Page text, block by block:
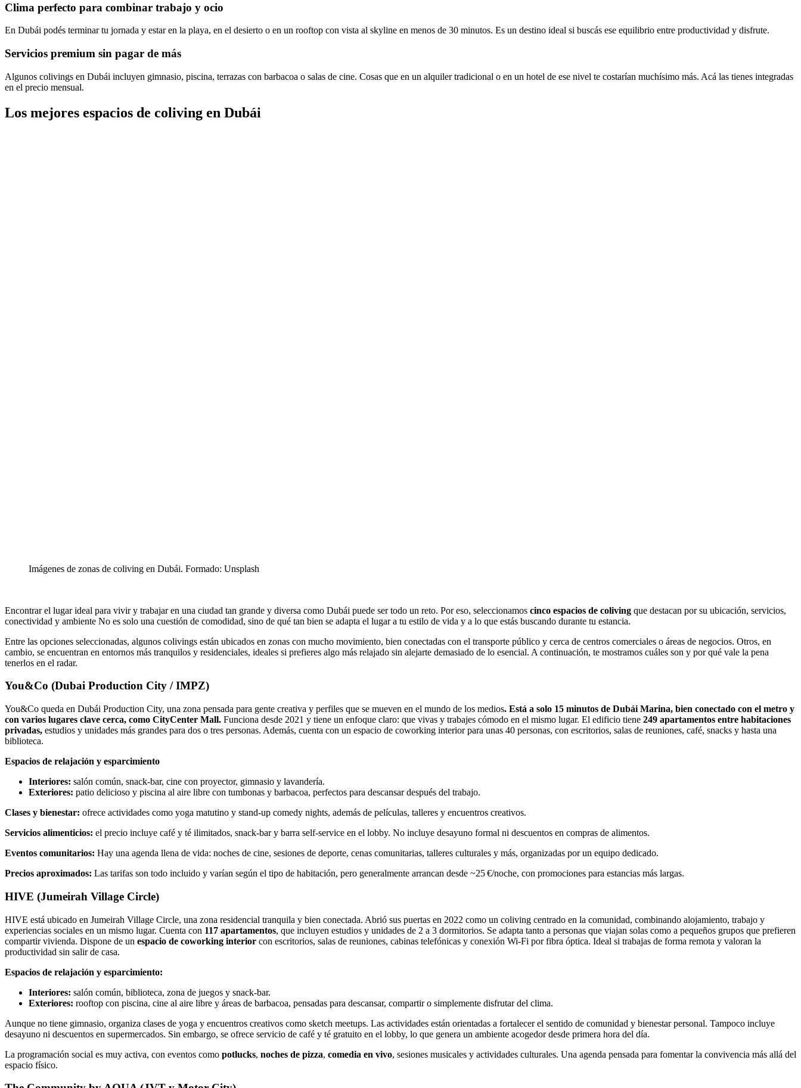
Clima perfecto para combinar trabajo y ocio
En Dubái podés terminar tu jornada y estar en la playa, en el desierto o en un rooftop con vista al skyline en menos de 30 minutos. Es un destino ideal si buscás ese equilibrio entre productividad y disfrute.
Servicios premium sin pagar de más
Algunos colivings en Dubái incluyen gimnasio, piscina, terrazas con barbacoa o salas de cine. Cosas que en un alquiler tradicional o en un hotel de ese nivel te costarían muchísimo más. Acá las tienes integradas
en el precio mensual.
Los mejores espacios de coliving en Dubái
Imágenes de zonas de coliving en Dubái. Formado: Unsplash
Encontrar el lugar ideal para vivir y trabajar en una ciudad tan grande y diversa como Dubái puede ser todo un reto. Por eso, seleccionamos cinco espacios de coliving que destacan por su ubicación, servicios,
conectividad y ambiente No es solo una cuestión de comodidad, sino de qué tan bien se adapta el lugar a tu estilo de vida y a lo que estás buscando durante tu estancia.
Entre las opciones seleccionadas, algunos colivings están ubicados en zonas con mucho movimiento, bien conectadas con el transporte público y cerca de centros comerciales o áreas de negocios. Otros, en
cambio, se encuentran en entornos más tranquilos y residenciales, ideales si prefieres algo más relajado sin alejarte demasiado de lo esencial. A continuación, te mostramos cuáles son y por qué vale la pena
tenerlos en el radar.
You&Co (Dubai Production City / IMPZ)
You&Co queda en Dubái Production City, una zona pensada para gente creativa y perfiles que se mueven en el mundo de los medios. Está a solo 15 minutos de Dubái Marina, bien conectado con el metro y
con varios lugares clave cerca, como CityCenter Mall. Funciona desde 2021 y tiene un enfoque claro: que vivas y trabajes cómodo en el mismo lugar. El edificio tiene 249 apartamentos entre habitaciones
privadas, estudios y unidades más grandes para dos o tres personas. Además, cuenta con un espacio de coworking interior para unas 40 personas, con escritorios, salas de reuniones, café, snacks y hasta una
biblioteca.
Espacios de relajación y esparcimiento
Interiores: salón común, snack-bar, cine con proyector, gimnasio y lavandería.
Exteriores: patio delicioso y piscina al aire libre con tumbonas y barbacoa, perfectos para descansar después del trabajo.
Clases y bienestar: ofrece actividades como yoga matutino y stand-up comedy nights, además de películas, talleres y encuentros creativos.
Servicios alimenticios: el precio incluye café y té ilimitados, snack-bar y barra self‑service en el lobby. No incluye desayuno formal ni descuentos en compras de alimentos.
Eventos comunitarios: Hay una agenda llena de vida: noches de cine, sesiones de deporte, cenas comunitarias, talleres culturales y más, organizadas por un equipo dedicado.
Precios aproximados: Las tarifas son todo incluido y varían según el tipo de habitación, pero generalmente arrancan desde ~25 €/noche, con promociones para estancias más largas.
HIVE (Jumeirah Village Circle)
HIVE está ubicado en Jumeirah Village Circle, una zona residencial tranquila y bien conectada. Abrió sus puertas en 2022 como un coliving centrado en la comunidad, combinando alojamiento, trabajo y
experiencias sociales en un mismo lugar. Cuenta con 117 apartamentos, que incluyen estudios y unidades de 2 a 3 dormitorios. Se adapta tanto a personas que viajan solas como a pequeños grupos que prefieren
compartir vivienda. Dispone de un espacio de coworking interior con escritorios, salas de reuniones, cabinas telefónicas y conexión Wi‑Fi por fibra óptica. Ideal si trabajas de forma remota y valoran la
productividad sin salir de casa.
Espacios de relajación y esparcimiento:
Interiores: salón común, biblioteca, zona de juegos y snack-bar.
Exteriores: rooftop con piscina, cine al aire libre y áreas de barbacoa, pensadas para descansar, compartir o simplemente disfrutar del clima.
Aunque no tiene gimnasio, organiza clases de yoga y encuentros creativos como sketch meetups. Las actividades están orientadas a fortalecer el sentido de comunidad y bienestar personal. Tampoco incluye
desayuno ni descuentos en supermercados. Sin embargo, se ofrece servicio de café y té gratuito en el lobby, lo que genera un ambiente acogedor desde primera hora del día.
La programación social es muy activa, con eventos como potlucks, noches de pizza, comedia en vivo, sesiones musicales y actividades culturales. Una agenda pensada para fomentar la convivencia más allá del
espacio físico.